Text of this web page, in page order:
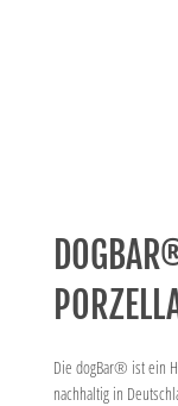
Die dogBar® ist ein
nachhaltig in